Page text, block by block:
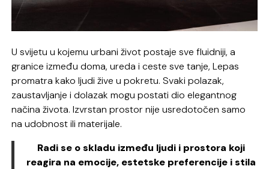
U svijetu u kojemu urbani život postaje sve fluidniji, a
granice između doma, ureda i ceste sve tanje, Lepas
promatra kako ljudi žive u pokretu. Svaki polazak,
zaustavljanje i dolazak mogu postati dio elegantnog
načina života. Izvrstan prostor nije usredotočen samo
na udobnost ili materijale.
Radi se o skladu između ljudi i prostora koji
reagira na emocije, estetske preferencije i stila